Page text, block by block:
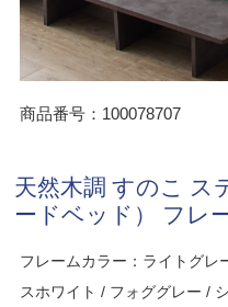
商品番号：100078707
天然木調 すのこ ス
ードベッド） フレ
フレームカラー：ライトグレ
スホワイト / フォググレー /